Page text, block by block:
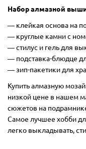
Набор алмазной
― клейкая основа на
― круглые камни с
― стилус и гель для
― подставка-блюдце
― зип-пакетики для
Купить алмазную
низкой цене в нашем
сюжетов на
Самое лучшее хобби
легко выкладывать,